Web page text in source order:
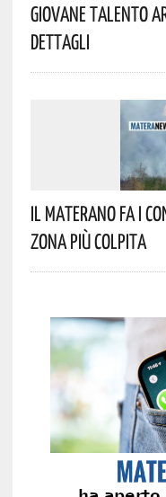
Giovane Talento
Dettagli
Il Materano Fa I
Zona Più Colpita